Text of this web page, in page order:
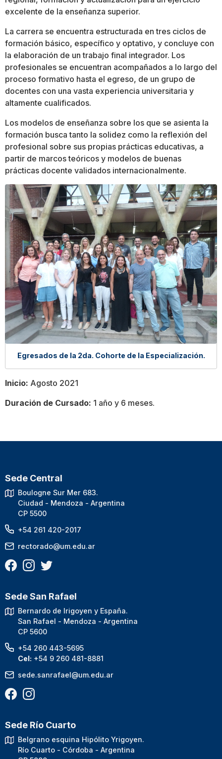
excelente de la enseñanza superior.
La carrera se encuentra estructurada en tres ciclos de
formación básico, específico y optativo, y concluye con
la elaboración de un trabajo final integrador. Los
profesionales se encuentran acompañados a lo largo del
proceso formativo hasta el egreso, de un grupo de
docentes con una vasta experiencia universitaria y
altamente cualificados.
Los modelos de enseñanza sobre los que se asienta la
formación busca tanto la solidez como la reflexión del
profesional sobre sus propias prácticas educativas, a
partir de marcos teóricos y modelos de buenas
prácticas docente validados internacionalmente.
Egresados de la 2da. Cohorte de la Especialización.
Inicio: Agosto 2021
Duración de Cursado: 1 año y 6 meses.
Sede Central
Boulogne Sur Mer 683.
Ciudad - Mendoza - Argentina
CP 5500
+54 261 420-2017
rectorado@um.edu.ar
Sede San Rafael
Bernardo de Irigoyen y España.
San Rafael - Mendoza - Argentina
CP 5600
+54 260 443-5695
Cel: +54 9 260 481-8881
sede.sanrafael@um.edu.ar
Sede Río Cuarto
Belgrano esquina Hipólito Yrigoyen.
Río Cuarto - Córdoba - Argentina